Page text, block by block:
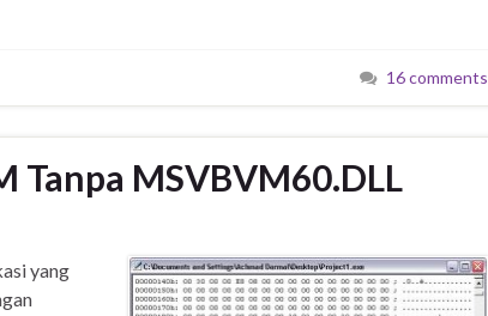
16 comments
Tanpa MSVBVM60.DLL
yang